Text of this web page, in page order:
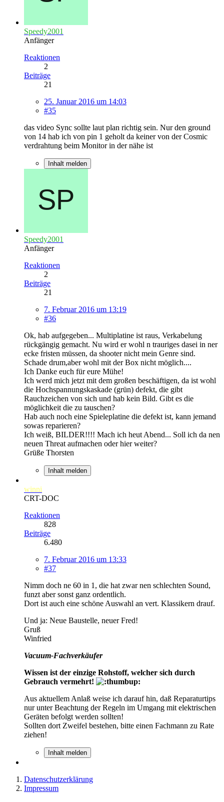
Speedy2001
Anfänger
Reaktionen
2
Beiträge
21
25. Januar 2016 um 14:03
#35
das video Sync sollte laut plan richtig sein. Nur den ground
von 14 hab ich von pin 1 geholt da keiner von der Cosmic
verdrahtung beim Monitor in der nähe ist
Inhalt melden
Speedy2001
Anfänger
Reaktionen
2
Beiträge
21
7. Februar 2016 um 13:19
#36
Ok, hab aufgegeben... Multiplatine ist raus, Verkabelung
rückgängig gemacht. Nu wird er wohl n trauriges dasei in ner
ecke fristen müssen, da shooter nicht mein Genre sind.
Schade drum,aber wohl mit der Box nicht möglich....
Ich Danke euch für eure Mühe!
Ich werd mich jetzt mit dem großen beschäftigen, da ist wohl
die Hochspannungskaskade (grün) defekt, die gibt
Rauchzeichen von sich und hab kein Bild. Gibt es die
möglichkeit die zu tauschen?
Hab auch noch eine Spieleplatine die defekt ist, kann jemand
sowas reparieren?
Ich weiß, BILDER!!!! Mach ich heut Abend... Soll ich da nen
neuen Threat aufmachen oder hier weiter?
Grüße Thorsten
Inhalt melden
winni
CRT-DOC
Reaktionen
828
Beiträge
6.480
7. Februar 2016 um 13:33
#37
Nimm doch ne 60 in 1, die hat zwar nen schlechten Sound,
funzt aber sonst ganz ordentlich.
Dort ist auch eine schöne Auswahl an vert. Klassikern drauf.
Und ja: Neue Baustelle, neuer Fred!
Gruß
Winfried
Vacuum-Fachverkäufer
Wissen ist der einzige Rohstoff, welcher sich durch
Gebrauch vermehrt!
Aus aktuellem Anlaß weise ich darauf hin, daß Reparaturtips
nur unter Beachtung der Regeln im Umgang mit elektrischen
Geräten befolgt werden sollten!
Sollten dort Zweifel bestehen, bitte einen Fachmann zu Rate
ziehen!
Inhalt melden
Datenschutzerklärung
Impressum